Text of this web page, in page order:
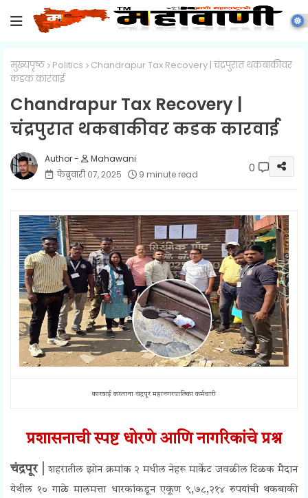
मुख्यपृष्ठ Politics
Chandrapur Tax Recovery | चंद्रपुरात थकबाकीवर
कडक कारवाई
Chandrapur Tax Recovery |
चंद्रपुरात थकबाकीवर कडक कारवाई
Mahawani
फेब्रुवारी ०७, २०२५
9 minute read 0
कारवाई करताना चंद्रपूर महानगरपालिका कर्मचारी
प्रशासनाची स्पष्ट धोरणे आणि नागरिकांचे प्रश्न
चंद्रपूर |शहरातील झोन क्रमांक २ मधील नेहरू मार्केट जवळील टिळक मैदान
येथील १० गाळे मालमत्ता धारकांकडून एकूण ९,७८,२१४ रुपयांची थकबाकी